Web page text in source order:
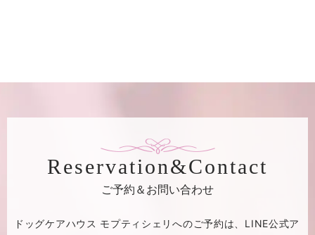
Reservation&Contact
ご予約＆お問い合わせ
ドッグケアハウス モプティシェリへのご予約は、 LINE公式ア